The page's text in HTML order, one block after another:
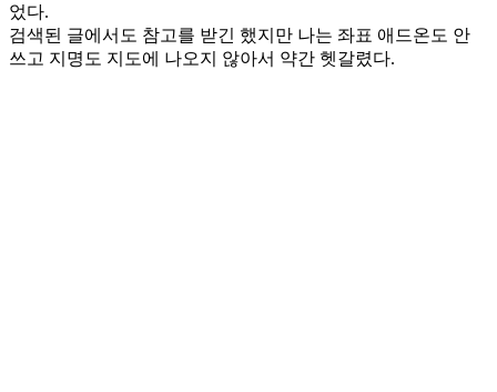
었다.
검색된 글에서도 참고를 받긴 했지만 나는 좌표 애드온도 안
쓰고 지명도 지도에 나오지 않아서 약간 헷갈렸다.